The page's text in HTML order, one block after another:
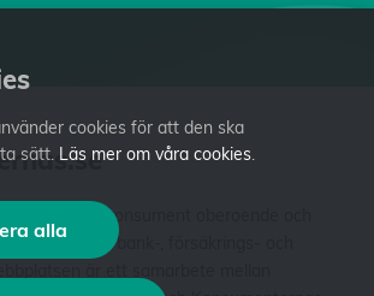
ger dig som konsument oberoende och
vägledning i bank-, försäkrings- och
cookies för att den ska
sätt. Läs mer om våra cookies.
alla